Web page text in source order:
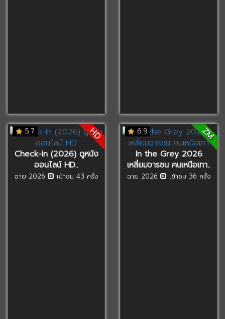
5.7 HD
Check-In (2026) ดูหนัง
ออนไลน์ HD..
ฉาย 2026 เข้าชม 43 ครั้ง
6.9 ZM
In the Grey 2026
เหลี่ยมจารชน คนเหนือเทา..
ฉาย 2026 เข้าชม 36 ครั้ง